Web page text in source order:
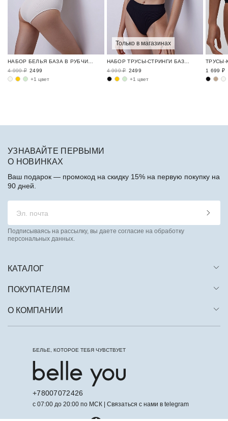
4 999 ₽ 2499
+1 цвет
Только в магазинах
4 999 ₽ 2499
+1 цвет
1 699 ₽
КАТАЛОГ
ПОКУПАТЕЛЯМ
О КОМПАНИИ
УЗНАВАЙТЕ ПЕРВЫМИ
О НОВИНКАХ
Ваш подарок — промокод на скидку 15% на первую покупку на
90 дней.
Подписываясь на рассылку, вы даете согласие на обработку
персональных данных.
БЕЛЬЕ, КОТОРОЕ ТЕБЯ ЧУВСТВУЕТ
+78007072426
с 07:00 до 20:00 по МСК | Связаться с нами в telegram